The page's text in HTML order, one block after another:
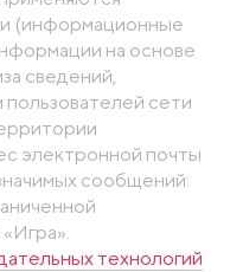
(информационные
на основе
сведений,
сети
электронной почты
сообщений:
технологий